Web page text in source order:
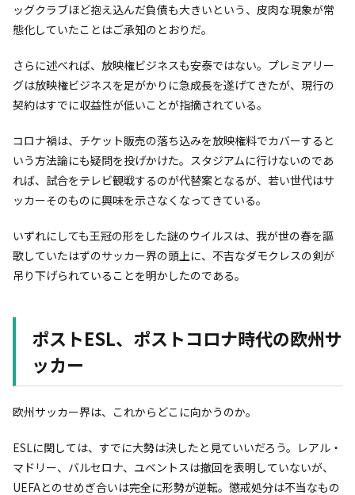
ッグクラブほど抱え込んだ負債も大きいという、皮肉な現象が常
態化していたことはご承知のとおりだ。
さらに述べれば、放映権ビジネスも安泰ではない。プレミアリー
グは放映権ビジネスを足がかりに急成長を遂げてきたが、現行の
契約はすでに収益性が低いことが指摘されている。
コロナ禍は、チケット販売の落ち込みを放映権料でカバーすると
いう方法論にも疑問を投げかけた。スタジアムに行けないのであ
れば、試合をテレビ観戦するのが代替案となるが、若い世代はサ
ッカーそのものに興味を示さなくなってきている。
いずれにしても王冠の形をした謎のウイルスは、我が世の春を謳
歌していたはずのサッカー界の頭上に、不吉なダモクレスの剣が
吊り下げられていることを明かしたのである。
ポストESL、ポストコロナ時代の欧州サ
ッカー
欧州サッカー界は、これからどこに向かうのか。
ESLに関しては、すでに大勢は決したと見ていいだろう。レアル・
マドリー、バルセロナ、ユベントスは撤回を表明していないが、
UEFAとのせめぎ合いは完全に形勢が逆転。懲戒処分は不当なもの